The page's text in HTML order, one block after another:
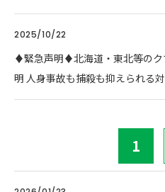
2025/10/22
♦️緊急声明♦️北海道・東北等のク
明 人身事故も捕殺も抑えられる
1